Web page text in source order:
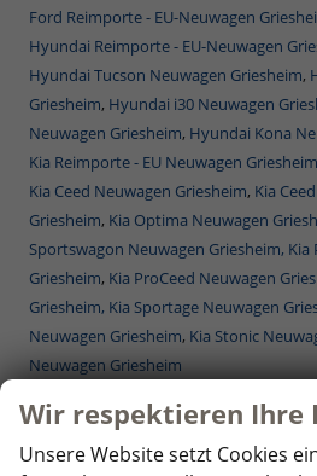
Ford Reimporte - EU-Neuwagen
Hyundai Reimporte - EU-Neuwagen
Hyundai Tucson Neuwagen Griesheim,
Griesheim, Hyundai i30 Neuwagen
Neuwagen Griesheim, Hyundai Kona
Kia Reimporte - EU Neuwagen Griesheim
Kia Ceed Neuwagen Griesheim, Kia
Griesheim, Kia Optima Neuwagen
Sportswagon Neuwagen Griesheim, Kia
Griesheim, Kia ProCeed Neuwagen
Griesheim, Kia Sportage Neuwagen
Neuwagen Griesheim, Kia Stonic
Neuwagen Griesheim
Nissan Reimporte - EU Neuwagen
Opel Reimporte - EU Neuwagen
Wir respektieren Ihre
Unsere Website setzt Cookies